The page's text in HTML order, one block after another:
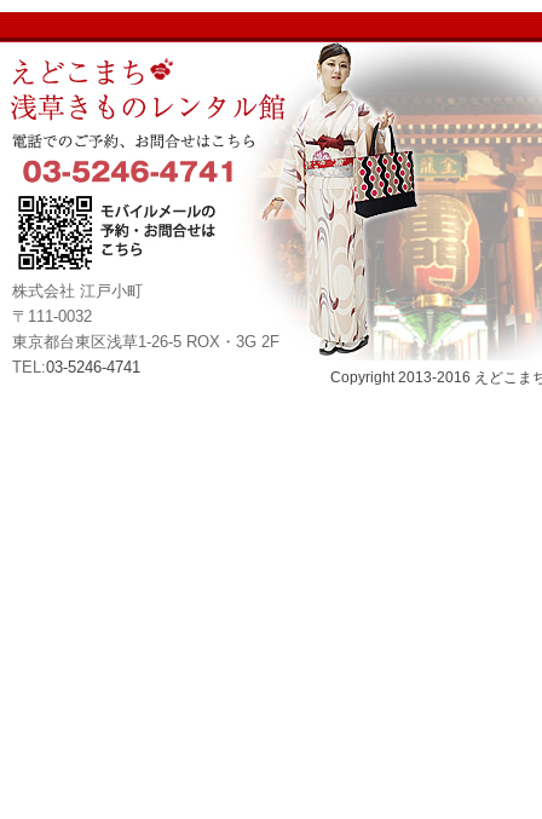
株式会社 江戸小町
〒111-0032
東京都台東区浅草1-26-5 ROX・3G 2F
TEL:03-5246-4741
Copyright 2013-2016 えどこま